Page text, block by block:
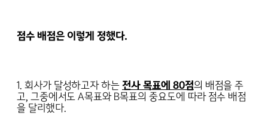
점수 배점은 이렇게 정했다.
1. 회사가 달성하고자 하는 전사 목표에 80점의 배점을 주
고, 그중에서도 A목표와 B목표의 중요도에 따라 점수 배점
을 달리했다.